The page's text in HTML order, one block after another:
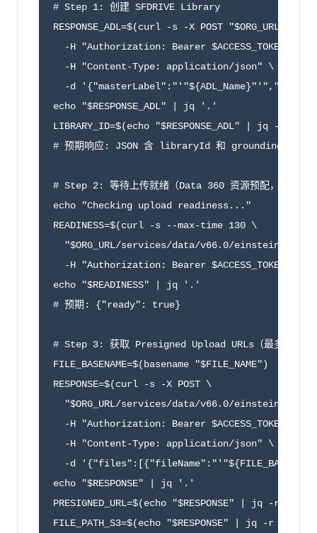
# Step 1: 创建 SFDRIVE Library
RESPONSE_ADL=$(curl -s -X POST
  -H "Authorization: Bearer $ACCESS_TOKEN" \
  -H "Content-Type: application/json" \
-d
echo "$RESPONSE_ADL" | jq '.'
LIBRARY_ID=$(echo "$RESPONSE_ADL" | jq -r
# 预期响应: JSON 含 libraryId 和
# Step 2: 等待上传就绪（Data 360 资源预配，最多 2
echo "Checking upload readiness..."
READINESS=$(curl -s --max-time 130 \
"$ORG_URL/services/data/v66.0/einstein/
  -H "Authorization: Bearer $ACCESS_TOKEN")
echo "$READINESS" | jq '.'
# 预期: {"ready": true}
# Step 3: 获取 Presigned Upload URLs（最多 1000
FILE_BASENAME=$(basename "$FILE_NAME")
RESPONSE=$(curl -s -X POST \
"$ORG_URL/services/data/v66.0/einstein/
  -H "Authorization: Bearer $ACCESS_TOKEN" \
  -H "Content-Type: application/json" \
-d
echo "$RESPONSE" | jq '.'
PRESIGNED_URL=$(echo "$RESPONSE" | jq -r
FILE_PATH_S3=$(echo "$RESPONSE" | jq -r